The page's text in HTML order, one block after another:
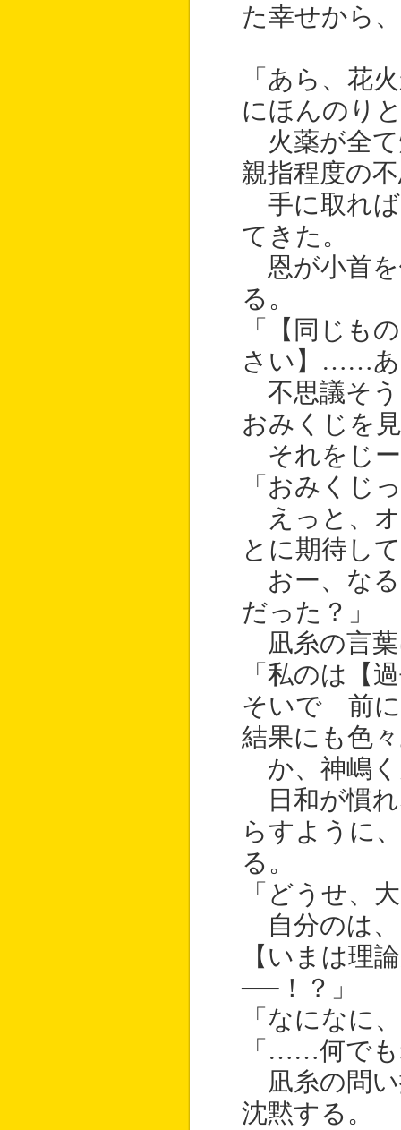
た幸せから
「あら、花
にほんのり
火薬が全て
親指程度の
手に取れば
てきた。
恩が小首を
る。
「【同じも
さい】……あ
不思議そう
おみくじを
それをじー
「おみくじ
えっと、
とに期待し
おー、な
だった？」
凪糸の言葉
「私のは【
そいで 前
結果にも色
か、神嶋く
日和が慣れ
らすように
る。
「どうせ、
自分のは、
【いまは理
──！？」
「なになに
「……何で
凪糸の問い
沈黙する。